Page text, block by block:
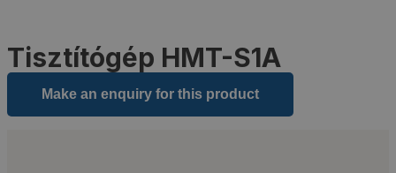
Tisztítógép HMT-S1A